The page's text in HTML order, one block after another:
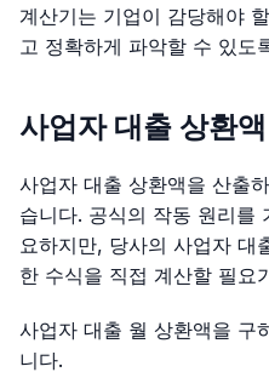
계산기는 기업이 감당해야
고 정확하게 파악할 수 있도
사업자 대출 상환
사업자 대출 상환액을 산출
습니다. 공식의 작동 원리를
요하지만, 당사의 사업자 대
한 수식을 직접 계산할 필요
사업자 대출 월 상환액을 구
니다.